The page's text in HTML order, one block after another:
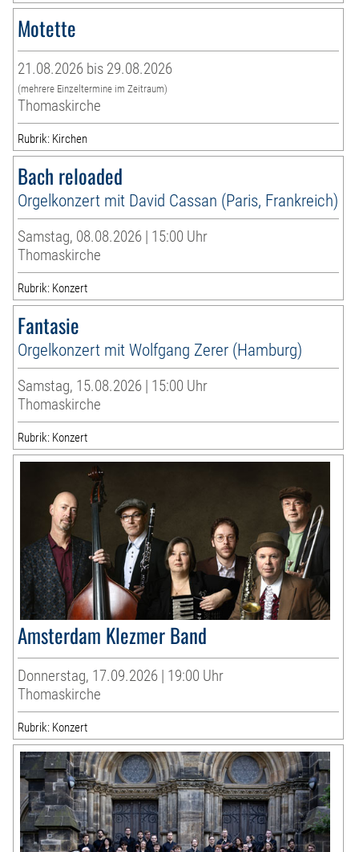
Motette
21.08.2026 bis 29.08.2026
(mehrere Einzeltermine im Zeitraum)
Thomaskirche
Rubrik: Kirchen
Bach reloaded
Orgelkonzert mit David Cassan (Paris, Frankreich)
Samstag, 08.08.2026 | 15:00 Uhr
Thomaskirche
Rubrik: Konzert
Fantasie
Orgelkonzert mit Wolfgang Zerer (Hamburg)
Samstag, 15.08.2026 | 15:00 Uhr
Thomaskirche
Rubrik: Konzert
Amsterdam Klezmer Band
Donnerstag, 17.09.2026 | 19:00 Uhr
Thomaskirche
Rubrik: Konzert